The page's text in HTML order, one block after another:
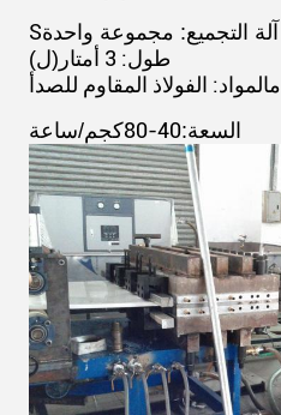
Sآلة التجميع: مجموعة واحدة
(ل)
طول: 3 أمتار
مالمواد: الفولاذ المقاوم للصدأ
السعة:40-80 كجم/ساعة